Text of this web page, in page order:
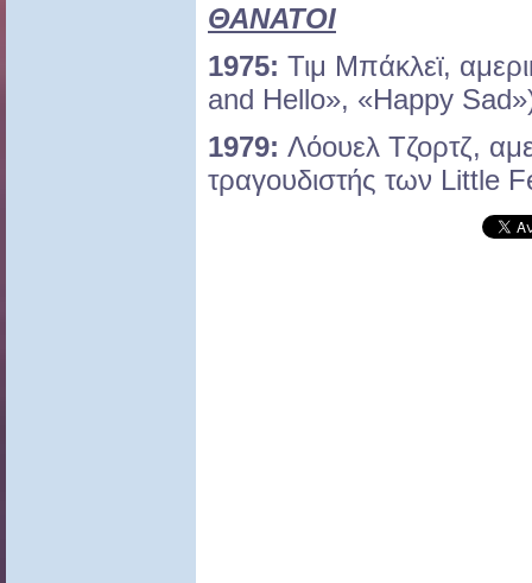
ΘΑΝΑΤΟΙ
1975: Τιμ Μπάκλεϊ,
and Hello», «Happy
1979: Λόουελ Τζορτζ,
τραγουδιστής των Little